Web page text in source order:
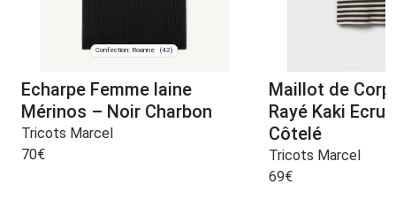
Confection: Roanne (42)
Echarpe Femme laine
Mérinos – Noir Charbon
Tricots Marcel
70€
Maillot de
Rayé Kaki Ecru
Côtelé
Tricots Marcel
69€